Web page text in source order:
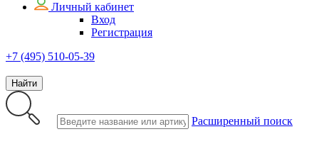
Личный кабинет
Вход
Регистрация
+7 (495) 510-05-39
Найти
Расширенный поиск